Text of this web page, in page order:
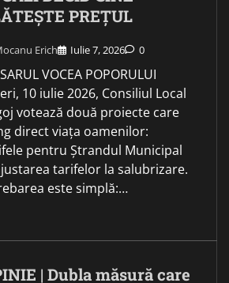
PREȚUL
Erich Iulie 7, 2026 0
VOCEA POPORULUI
10 iulie 2026, Consiliul Local
votează două proiecte care
direct viața oamenilor:
pentru Ștrandul Municipal
tarifelor la salubrizare.
este simplă:…
| Dubla măsură care